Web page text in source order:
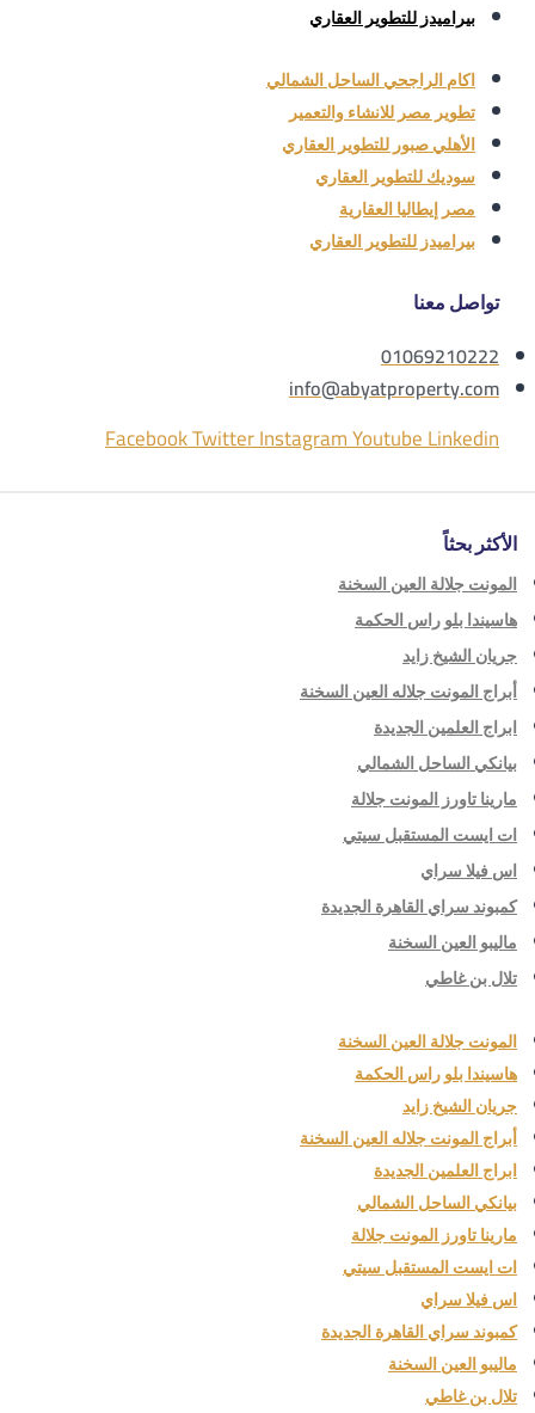
بيراميدز للتطوير العقاري
اكام الراجحي الساحل الشمالي
تطوير مصر للانشاء والتعمير
الأهلي صبور للتطوير العقاري
سوديك للتطوير العقاري
مصر إيطاليا العقارية
بيراميدز للتطوير العقاري
تواصل معنا
01069210222
info@abyatproperty.com
FacebookTwitterInstagramYoutubeLinkedin
الأكثر بحثاً
المونت جلالة العين السخنة
هاسيندا بلو راس الحكمة
جريان الشيخ زايد
أبراج المونت جلاله العين السخنة
ابراج العلمين الجديدة
بيانكي الساحل الشمالي
مارينا تاورز المونت جلالة
ات ايست المستقبل سيتي
اس فيلا سراي
كمبوند سراي القاهرة الجديدة
ماليبو العين السخنة
تلال بن غاطي
المونت جلالة العين السخنة
هاسيندا بلو راس الحكمة
جريان الشيخ زايد
أبراج المونت جلاله العين السخنة
ابراج العلمين الجديدة
بيانكي الساحل الشمالي
مارينا تاورز المونت جلالة
ات ايست المستقبل سيتي
اس فيلا سراي
كمبوند سراي القاهرة الجديدة
ماليبو العين السخنة
تلال بن غاطي